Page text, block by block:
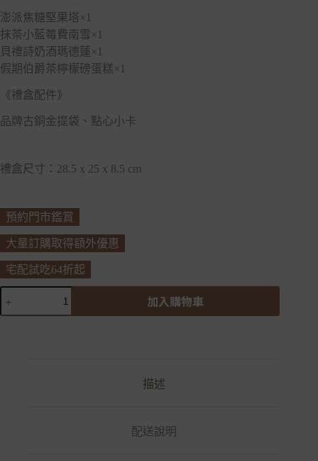
澎派焦糖堅果塔×1
抹茶小藍莓費南雪×1
貝禮詩奶酒瑪德蓮×1
假期伯爵茶檸檬磅蛋糕×1
《禮盒配件》
品牌古銅金提袋、點心小卡
禮盒尺寸：28.5 x 25 x 8.5 cm
預約門市鑑賞
大量訂購取得額外優惠
宅配試吃64折起
加入購物車
描述
配送說明